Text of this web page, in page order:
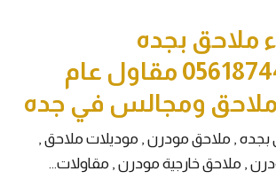
ملاحق بجده
جوال:0561874408 مقاول عام
ملاحق ومجالس في جده
بجده , ملاحق مودرن , موديلات ملاحق ,
, ملاحق خارجية مودرن , مقاولات…